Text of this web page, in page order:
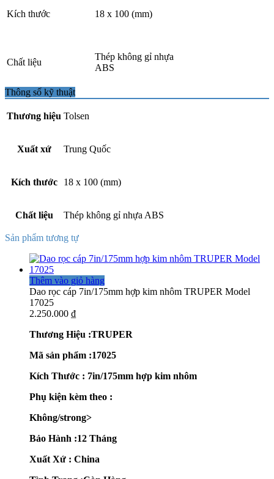
Kích thước 18 x 100 (mm)
Chất liệu
Thép không gỉ nhựa
ABS
Thông số kỹ thuật
Thương hiệu Tolsen
Xuất xứ Trung Quốc
Kích thước 18 x 100 (mm)
Chất liệu Thép không gỉ nhựa ABS
Sản phẩm tương tự
Thêm vào giỏ hàng
Dao rọc cáp 7in/175mm hợp kim nhôm TRUPER Model
17025
2.250.000 ₫
Thương Hiệu :TRUPER
Mã sản phẩm :17025
Kích Thước : 7in/175mm hợp kim nhôm
Phụ kiện kèm theo :
Không/strong>
Bảo Hành :12 Tháng
Xuất Xứ : China